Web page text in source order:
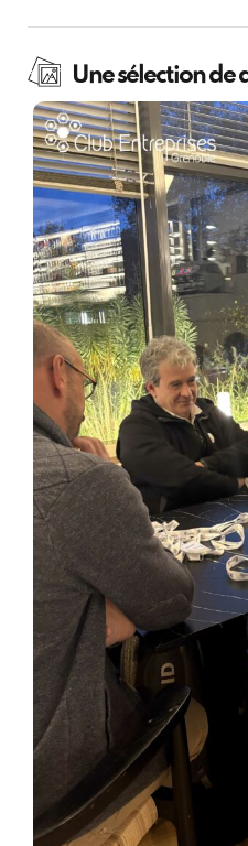
Une sélection de